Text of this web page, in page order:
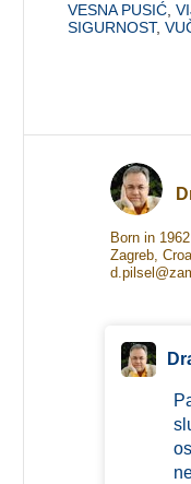
VESNA PUSIĆ ,
SIGURNOST,
Born in
Zagreb,